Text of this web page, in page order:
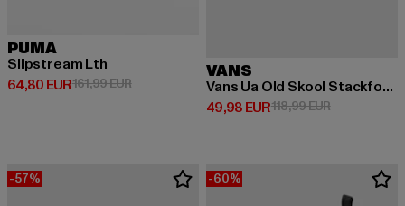
PUMA
Slipstream Lth
64,80 EUR
Derzeitiger Preis: 64,80 EUR
161,99 EURAktionspreis: 161,99 EUR
VANS
Vans Ua Old Skool Stackform Schuhe
49,98 EUR
Derzeitiger Preis: 49,98 EUR
118,99 EURAktionspreis:
-57% -60%